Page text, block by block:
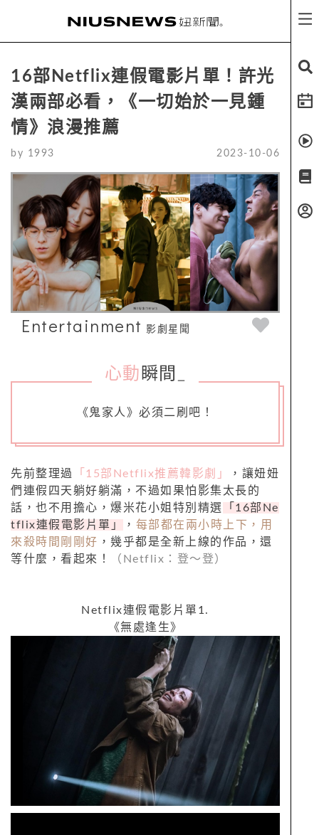
16部Netflix連假電影片單！許光
漢兩部必看，《一切始於一見鍾
情》浪漫推薦
by 1993 2023-10-06
Entertainment 影劇星聞
心動 瞬間
《鬼家人》必須二刷吧！
先前整理過 「15部Netflix推薦韓影劇」
，讓妞妞
們連假四天躺好躺滿，不過如果怕影集太長的
話，也不用擔心，爆米花小姐特別精選 「 16部 Ne
tflix連假電影片單」 ， 每部都在兩小時上下，用
來殺時間剛剛好 ，幾乎都是全新上線的作品，還
等什麼，看起來！
（ Netflix ：登～登）
Netflix連假電影片單1.
《無處逢生》